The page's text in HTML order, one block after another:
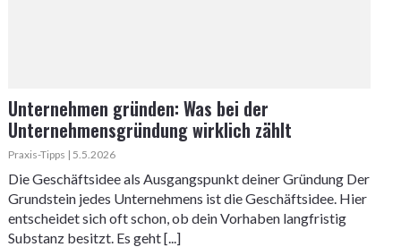
Unternehmen gründen: Was bei der
Unternehmensgründung wirklich zählt
Praxis-Tipps | 5.5.2026
Die Geschäftsidee als Ausgangspunkt deiner Gründung Der
Grundstein jedes Unternehmens ist die Geschäftsidee. Hier
entscheidet sich oft schon, ob dein Vorhaben langfristig
Substanz besitzt. Es geht [...]